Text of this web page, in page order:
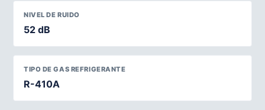
NIVEL DE RUIDO
52 dB
TIPO DE GAS REFRIGERANTE
R-410A